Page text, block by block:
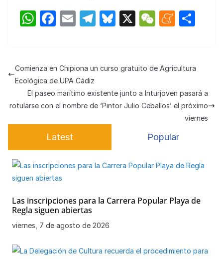
W
s
A
p
p
F
e
b
o
o
k
E
T
gr
m
Bl
s
y
X
W
h
M
e
m
e
p
tir
Comienza en Chipiona un curso gratuito de Agricultura
Ecológica de UPA Cádiz
El paseo marítimo existente junto a Inturjoven pasará a
rotularse con el nombre de ‘Pintor Julio Ceballos’ el próximo
viernes
Latest Popular
Las inscripciones para la Carrera Popular Playa de
Regla siguen abiertas
viernes, 7 de agosto de 2026